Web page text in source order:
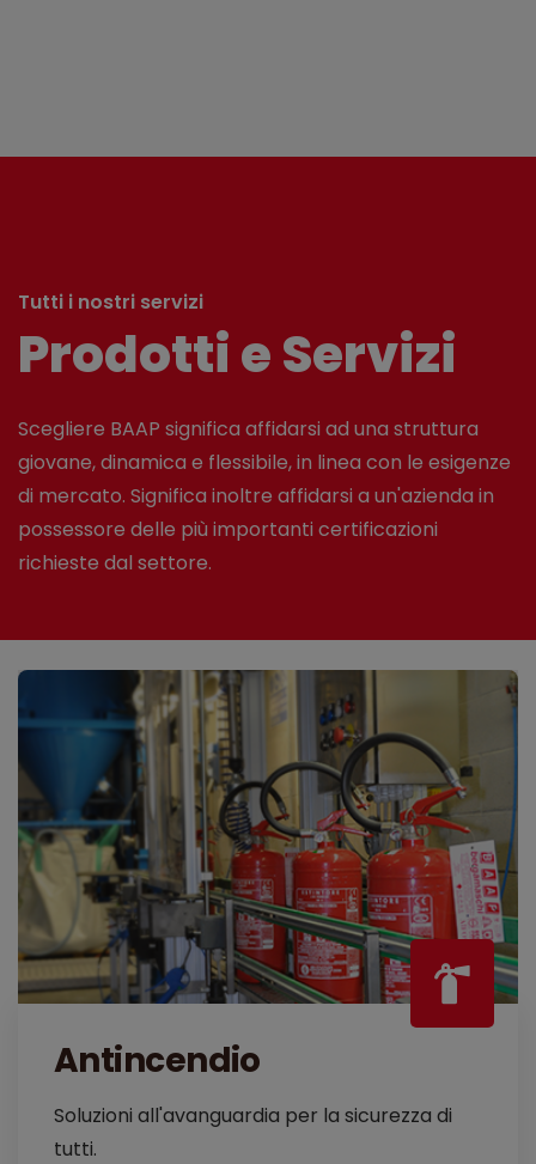
Tutti i nostri servizi
Prodotti e Servizi
Scegliere BAAP significa affidarsi ad una struttura
giovane, dinamica e flessibile, in linea con le esigenze
di mercato. Significa inoltre affidarsi a un'azienda in
possessore delle più importanti certificazioni
richieste dal settore.
Antincendio
Soluzioni all'avanguardia per la sicurezza di
tutti.